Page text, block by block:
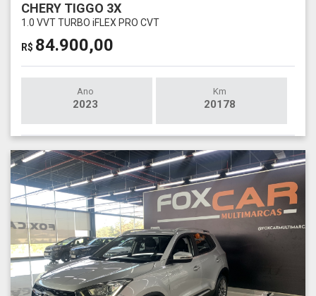
CHERY TIGGO 3X
1.0 VVT TURBO iFLEX PRO CVT
R$ 84.900,00
Ano
2023
Km
20178